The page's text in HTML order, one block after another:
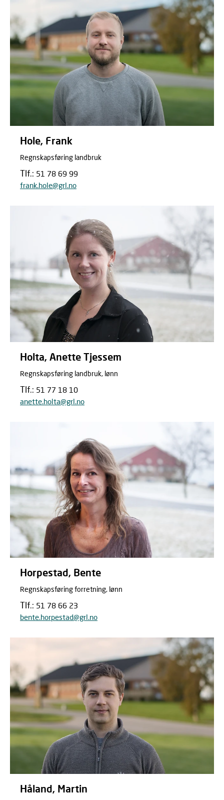
Hole, Frank
Regnskapsføring landbruk
Tlf.: 51 78 69 99
frank.hole@grl.no
Holta, Anette Tjessem
Regnskapsføring landbruk, lønn
Tlf.: 51 77 18 10
anette.holta@grl.no
Horpestad, Bente
Regnskapsføring forretning, lønn
Tlf.: 51 78 66 23
bente.horpestad@grl.no
Håland, Martin